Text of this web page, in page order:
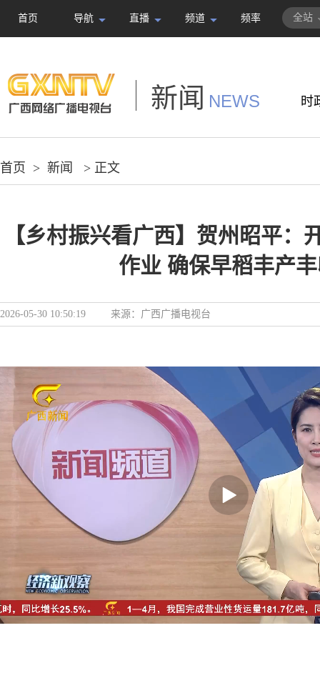
首页 导航 直播 频道 频率 全站
新闻 NEWS 时
首页 > 新闻 > 正文
【乡村振兴看广西】贺州昭平：
作业 确保早稻丰产
2026-05-30 10:50:19 来源： 广西广播电视台